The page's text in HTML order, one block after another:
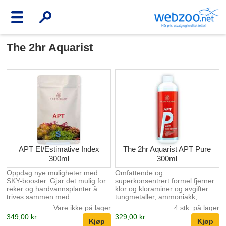
The 2hr Aquarist
APT EI/Estimative Index
300ml
Oppdag nye muligheter med
SKY-booster. Gjør det mulig for
reker og hardvannsplanter å
trives sammen med
bløtvannsplanter. Fyll på alle
vitale mineraler i RO/RODI-vann
uten negativ endring av NPK,
Vare ikke på lager
349,00 kr
The 2hr Aquarist APT Pure
300ml
Omfattende og
superkonsentrert formel fjerner
klor og kloraminer og avgifter
tungmetaller, ammoniakk,
nitritter og nitrater. Inneholder
beroligende Aloe Vera-ekstrakt.
Dose 1ml per 60L Doser opptil
4 stk. på lager
329,00 kr